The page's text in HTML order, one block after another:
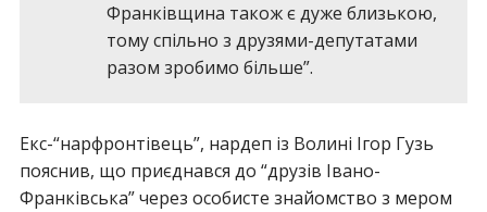
Франківщина також є дуже близькою,
тому спільно з друзями-депутатами
разом зробимо більше”.
Екс-“нарфронтівець”, нардеп із Волині Ігор Гузь
пояснив, що приєднався до “друзів Івано-
Франківська” через особисте знайомство з мером